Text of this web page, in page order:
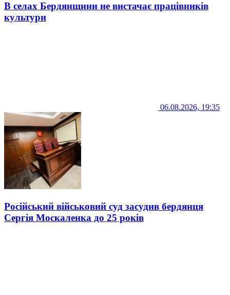
В селах Бердянщини не вистачає працівників
культури
06.08.2026, 19:35
Російський військовий суд засудив бердянця
Сергія Москаленка до 25 років